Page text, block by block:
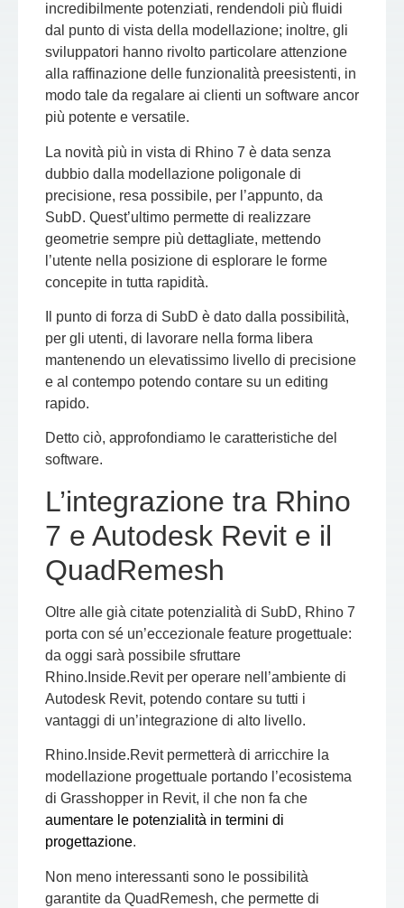
incredibilmente potenziati, rendendoli più fluidi
dal punto di vista della modellazione; inoltre, gli
sviluppatori hanno rivolto particolare attenzione
alla raffinazione delle funzionalità preesistenti, in
modo tale da regalare ai clienti un software ancor
più potente e versatile.
La novità più in vista di Rhino 7 è data senza
dubbio dalla modellazione poligonale di
precisione, resa possibile, per l’appunto, da
SubD. Quest’ultimo permette di realizzare
geometrie sempre più dettagliate, mettendo
l’utente nella posizione di esplorare le forme
concepite in tutta rapidità.
Il punto di forza di SubD è dato dalla possibilità,
per gli utenti, di lavorare nella forma libera
mantenendo un elevatissimo livello di precisione
e al contempo potendo contare su un editing
rapido.
Detto ciò, approfondiamo le caratteristiche del
software.
L’integrazione tra Rhino
7 e Autodesk Revit e il
QuadRemesh
Oltre alle già citate potenzialità di SubD, Rhino 7
porta con sé un’eccezionale feature progettuale:
da oggi sarà possibile sfruttare
Rhino.Inside.Revit per operare nell’ambiente di
Autodesk Revit, potendo contare su tutti i
vantaggi di un’integrazione di alto livello.
Rhino.Inside.Revit permetterà di arricchire la
modellazione progettuale portando l’ecosistema
di Grasshopper in Revit, il che non fa che
aumentare le potenzialità in termini di
progettazione.
Non meno interessanti sono le possibilità
garantite da QuadRemesh, che permette di